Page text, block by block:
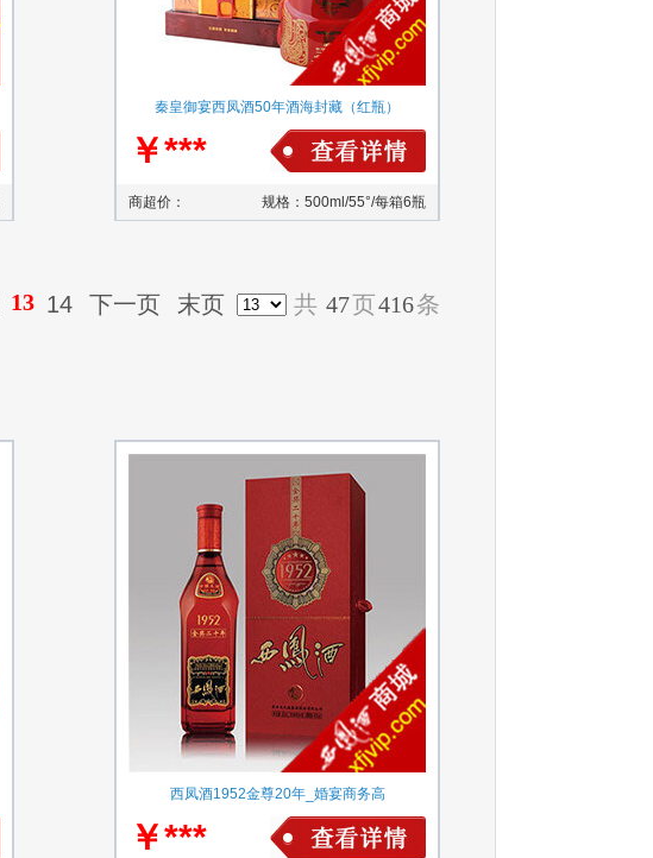
秦皇御宴西凤酒50年酒海封藏（红瓶）
￥***
商超价： 规格：500ml/55°/每箱6瓶
13 14 下一页 末页 共 47页416条
西凤酒1952金尊20年_婚宴商务高
￥***